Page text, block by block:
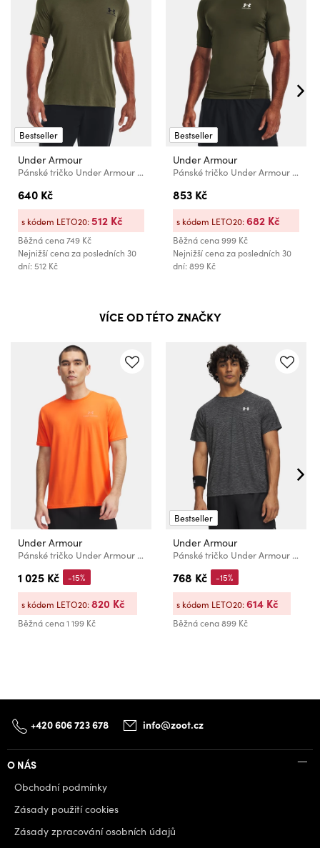
Bestseller
Under Armour
Pánské tričko Under Armour UA SPORTSTYLE LC SS
640 Kč
Běžná cena749 Kč
Nejnižší cena za posledních 30
dní: 512 Kč
s kódem LETO20:512 Kč
Bestseller
Under Armour
Pánské tričko Under Armour UA HG Armour Comp SS
853 Kč
Běžná cena999 Kč
Nejnižší cena za posledních 30
dní: 899 Kč
s kódem LETO20:682 Kč
VÍCE OD TÉTO ZNAČKY
Under Armour
Pánské tričko Under Armour Vanish Energy SS
1 025 Kč
Běžná cena1 199 Kč
-15%
s kódem LETO20:820 Kč
Bestseller
Under Armour
Pánské tričko Under Armour UA Tech Textured SS-BLK
768 Kč
Běžná cena899 Kč
-15%
s kódem LETO20:614 Kč
+420 606 723 678 info@zoot.cz
O NÁS
Obchodní podmínky
Zásady použití cookies
Zásady zpracování osobních údajů